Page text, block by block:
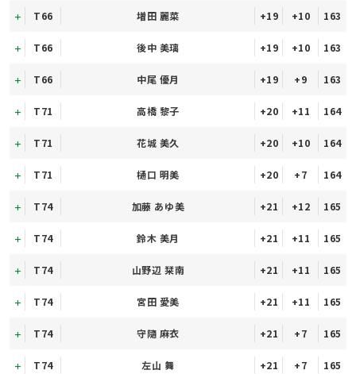
T66 増田 麗菜 +19 +10 163
T66 後中 美璃 +19 +10 163
T66 中尾 優月 +19 +9 163
T71 高橋 黎子 +20 +11 164
T71 花城 美久 +20 +10 164
T71 樋口 明美 +20 +7 164
T74 加藤 あゆ美 +21 +12 165
T74 鈴木 美月 +21 +11 165
T74 山野辺 栞南 +21 +11 165
T74 宮田 愛美 +21 +11 165
T74 守隨 麻衣 +21 +7 165
T74 左山 舞 +21 +7 165